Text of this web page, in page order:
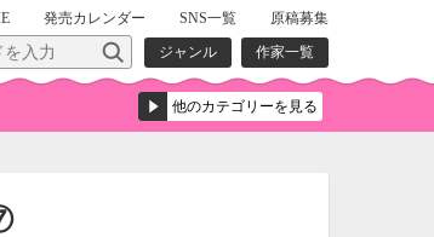
発売カレンダー SNS一覧
原稿募集
ジャンル
作家一覧